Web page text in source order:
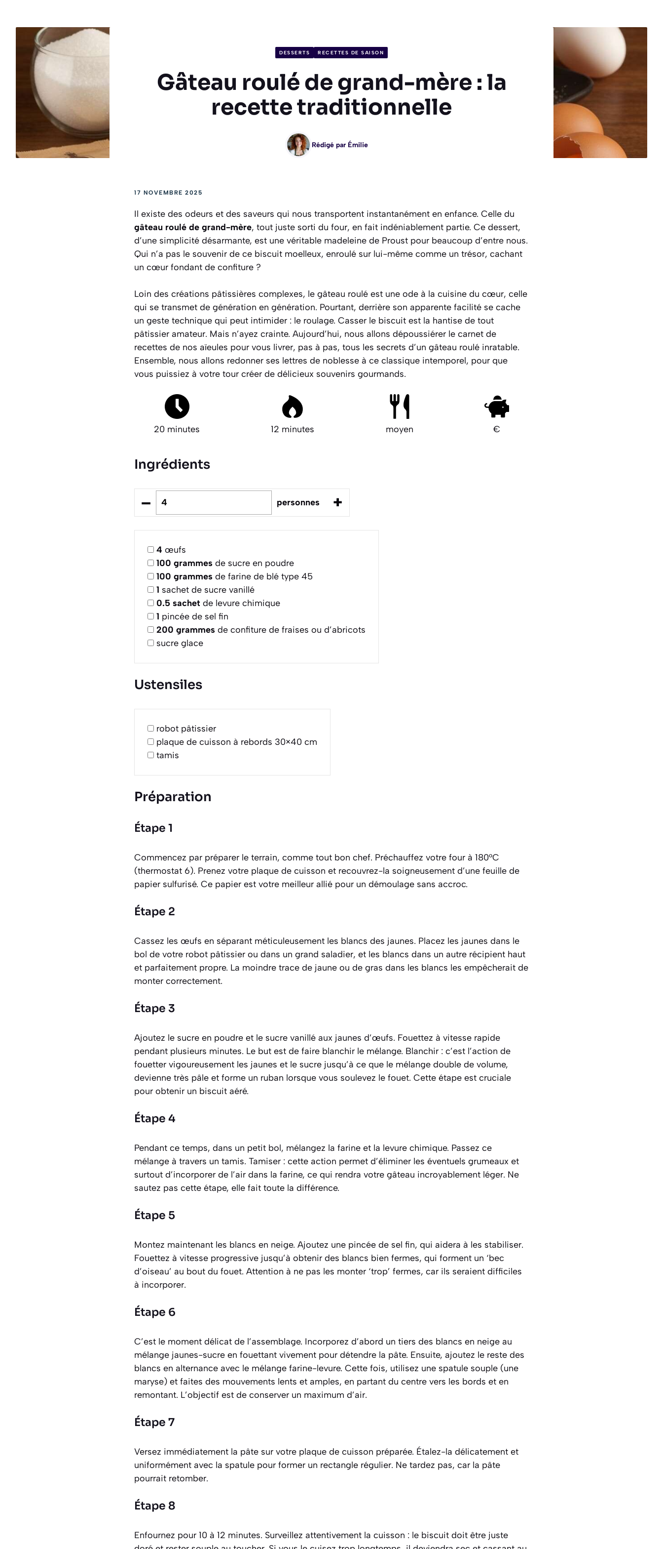
DESSERTS RECETTES DE SAISON
Gâteau roulé de grand-mère : la
recette traditionnelle
Rédigé par Émilie
17 NOVEMBRE 2025
Il existe des odeurs et des saveurs qui nous transportent instantanément en enfance. Celle du
gâteau roulé de grand-mère, tout juste sorti du four, en fait indéniablement partie. Ce dessert,
d’une simplicité désarmante, est une véritable madeleine de Proust pour beaucoup d’entre nous.
Qui n’a pas le souvenir de ce biscuit moelleux, enroulé sur lui-même comme un trésor, cachant
un cœur fondant de confiture ?
Loin des créations pâtissières complexes, le gâteau roulé est une ode à la cuisine du cœur, celle
qui se transmet de génération en génération. Pourtant, derrière son apparente facilité se cache
un geste technique qui peut intimider : le roulage. Casser le biscuit est la hantise de tout
pâtissier amateur. Mais n’ayez crainte. Aujourd’hui, nous allons dépoussiérer le carnet de
recettes de nos aïeules pour vous livrer, pas à pas, tous les secrets d’un gâteau roulé inratable.
Ensemble, nous allons redonner ses lettres de noblesse à ce classique intemporel, pour que
vous puissiez à votre tour créer de délicieux souvenirs gourmands.
20 minutes 12 minutes moyen €
Ingrédients
– personnes +
4 œufs
100 grammes de sucre en poudre
100 grammes de farine de blé type 45
1 sachet de sucre vanillé
0.5 sachet de levure chimique
1 pincée de sel fin
200 grammes de confiture de fraises ou d’abricots
sucre glace
Ustensiles
robot pâtissier
plaque de cuisson à rebords 30×40 cm
tamis
Préparation
Étape 1
Commencez par préparer le terrain, comme tout bon chef. Préchauffez votre four à 180°C
(thermostat 6). Prenez votre plaque de cuisson et recouvrez-la soigneusement d’une feuille de
papier sulfurisé. Ce papier est votre meilleur allié pour un démoulage sans accroc.
Étape 2
Cassez les œufs en séparant méticuleusement les blancs des jaunes. Placez les jaunes dans le
bol de votre robot pâtissier ou dans un grand saladier, et les blancs dans un autre récipient haut
et parfaitement propre. La moindre trace de jaune ou de gras dans les blancs les empêcherait de
monter correctement.
Étape 3
Ajoutez le sucre en poudre et le sucre vanillé aux jaunes d’œufs. Fouettez à vitesse rapide
pendant plusieurs minutes. Le but est de faire blanchir le mélange. Blanchir : c’est l’action de
fouetter vigoureusement les jaunes et le sucre jusqu’à ce que le mélange double de volume,
devienne très pâle et forme un ruban lorsque vous soulevez le fouet. Cette étape est cruciale
pour obtenir un biscuit aéré.
Étape 4
Pendant ce temps, dans un petit bol, mélangez la farine et la levure chimique. Passez ce
mélange à travers un tamis. Tamiser : cette action permet d’éliminer les éventuels grumeaux et
surtout d’incorporer de l’air dans la farine, ce qui rendra votre gâteau incroyablement léger. Ne
sautez pas cette étape, elle fait toute la différence.
Étape 5
Montez maintenant les blancs en neige. Ajoutez une pincée de sel fin, qui aidera à les stabiliser.
Fouettez à vitesse progressive jusqu’à obtenir des blancs bien fermes, qui forment un ‘bec
d’oiseau’ au bout du fouet. Attention à ne pas les monter ‘trop’ fermes, car ils seraient difficiles
à incorporer.
Étape 6
C’est le moment délicat de l’assemblage. Incorporez d’abord un tiers des blancs en neige au
mélange jaunes-sucre en fouettant vivement pour détendre la pâte. Ensuite, ajoutez le reste des
blancs en alternance avec le mélange farine-levure. Cette fois, utilisez une spatule souple (une
maryse) et faites des mouvements lents et amples, en partant du centre vers les bords et en
remontant. L’objectif est de conserver un maximum d’air.
Étape 7
Versez immédiatement la pâte sur votre plaque de cuisson préparée. Étalez-la délicatement et
uniformément avec la spatule pour former un rectangle régulier. Ne tardez pas, car la pâte
pourrait retomber.
Étape 8
Enfournez pour 10 à 12 minutes. Surveillez attentivement la cuisson : le biscuit doit être juste